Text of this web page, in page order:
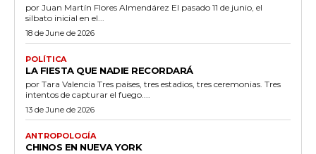
por Juan Martín Flores Almendárez El pasado 11 de junio, el
silbato inicial en el...
18 de June de 2026
POLÍTICA
LA FIESTA QUE NADIE RECORDARÁ
por Tara Valencia Tres países, tres estadios, tres ceremonias. Tres
intentos de capturar el fuego....
13 de June de 2026
ANTROPOLOGÍA
CHINOS EN NUEVA YORK